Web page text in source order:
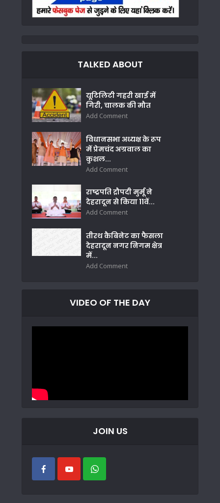
TALKED ABOUT
यूटिलिटी गहरी खाई में
गिरी, चालक की मौत
Add Comment
विधानसभा अध्यक्ष के रूप
में प्रेमचंद अग्रवाल का
कुशल...
Add Comment
राष्ट्रपति द्रौपदी मुर्मू ने
देहरादून से किया 11वें...
Add Comment
तीरथ कैबिनेट का फैसला
देहरादून नगर निगम क्षेत्र
में...
Add Comment
VIDEO OF THE DAY
JOIN US